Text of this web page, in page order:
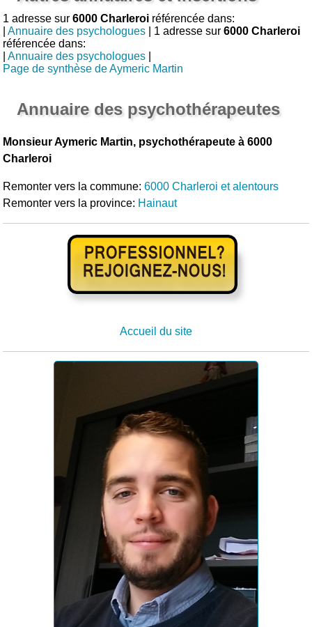
1 adresse sur6000 Charleroi référencée dans:
|Annuaire des psychologues | 1 adresse sur6000 Charleroi
référencée dans:
|Annuaire des psychologues
Page de synthèse de Aymeric Martin
Annuaire des psychothérapeutes
Monsieur Aymeric Martin, psychothérapeute à 6000
Charleroi
Remonter vers la commune:6000 Charleroi et alentours
Remonter vers la province: Hainaut
Accueil du site